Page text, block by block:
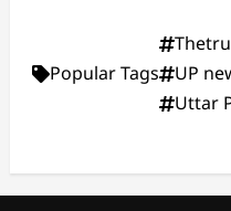
Popular Tags
UP
Uttar